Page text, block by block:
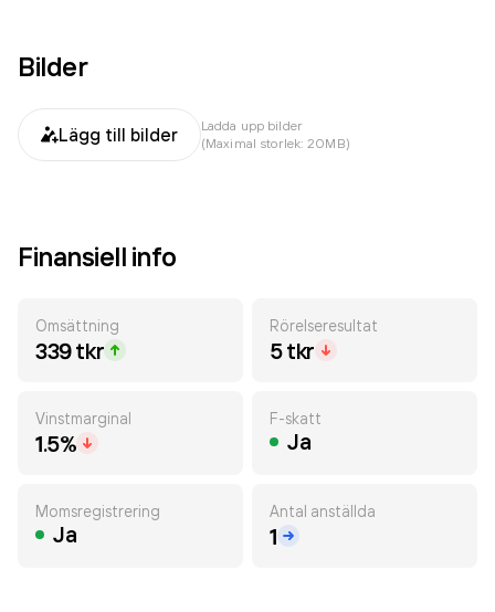
Bilder
Lägg till bilder
Ladda upp bilder
(Maximal storlek: 20MB)
Finansiell info
Omsättning
339 tkr
Rörelseresultat
5 tkr
Vinstmarginal
1.5%
F-skatt
Ja
Momsregistrering
Ja
Antal anställda
1